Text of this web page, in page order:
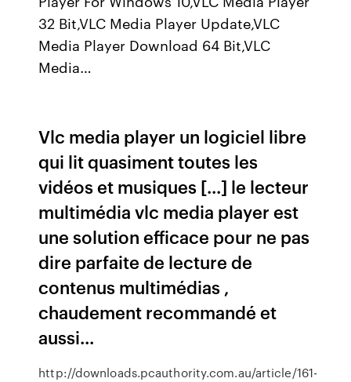
32 Bit,VLC Media Player Update,VLC
Media Player Download 64 Bit,VLC
Media…
Vlc media player un logiciel libre
qui lit quasiment toutes les
vidéos et musiques [...] le lecteur
multimédia vlc media player est
une solution efficace pour ne pas
dire parfaite de lecture de
contenus multimédias ,
chaudement recommandé et
aussi...
http://downloads.pcauthority.com.au/article/161-